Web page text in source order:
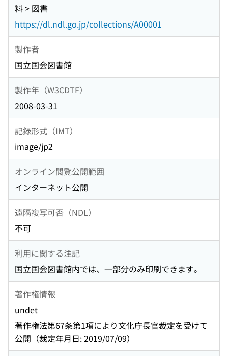
料 > 図書
https://dl.ndl.go.jp/collections/A00001
製作者
国立国会図書館
製作年（W3CDTF）
2008-03-31
記録形式（IMT）
image/jp2
オンライン閲覧公開範囲
インターネット公開
遠隔複写可否（NDL）
不可
利用に関する注記
国立国会図書館内では、一部分のみ印刷できます。
著作権情報
undet
著作権法第67条第1項により文化庁長官裁定を受けて
公開（裁定年月日: 2019/07/09）